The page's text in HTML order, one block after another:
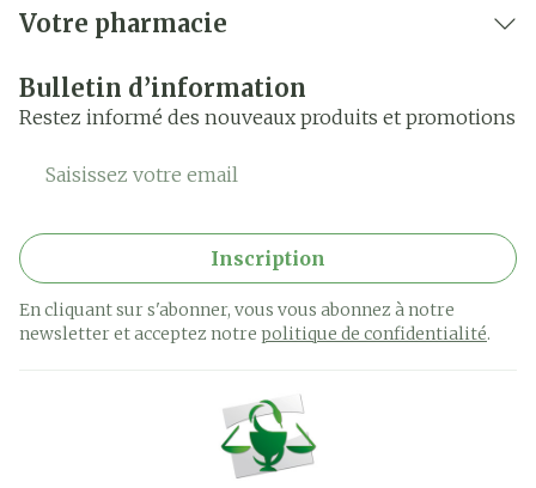
Votre pharmacie
Bulletin d’information
Restez informé des nouveaux produits et promotions
Adresse mail
Inscription
En cliquant sur s'abonner, vous vous abonnez à notre
newsletter et acceptez notre politique de confidentialité.